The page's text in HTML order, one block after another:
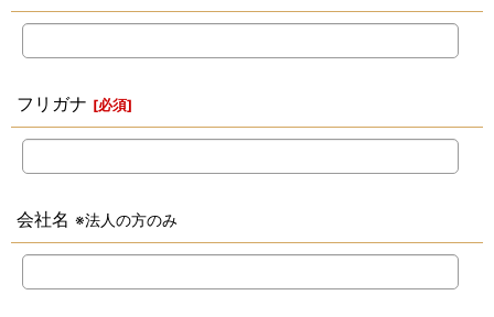
フリガナ [必須]
会社名 ※法人の方のみ